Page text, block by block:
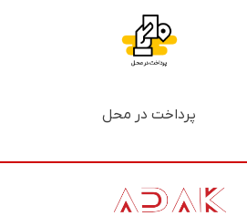
پرداخت در محل